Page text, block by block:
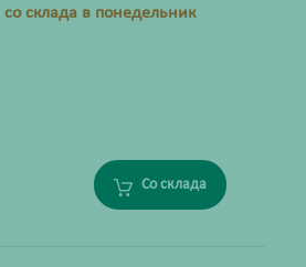
со склада в понедельник
Со склада